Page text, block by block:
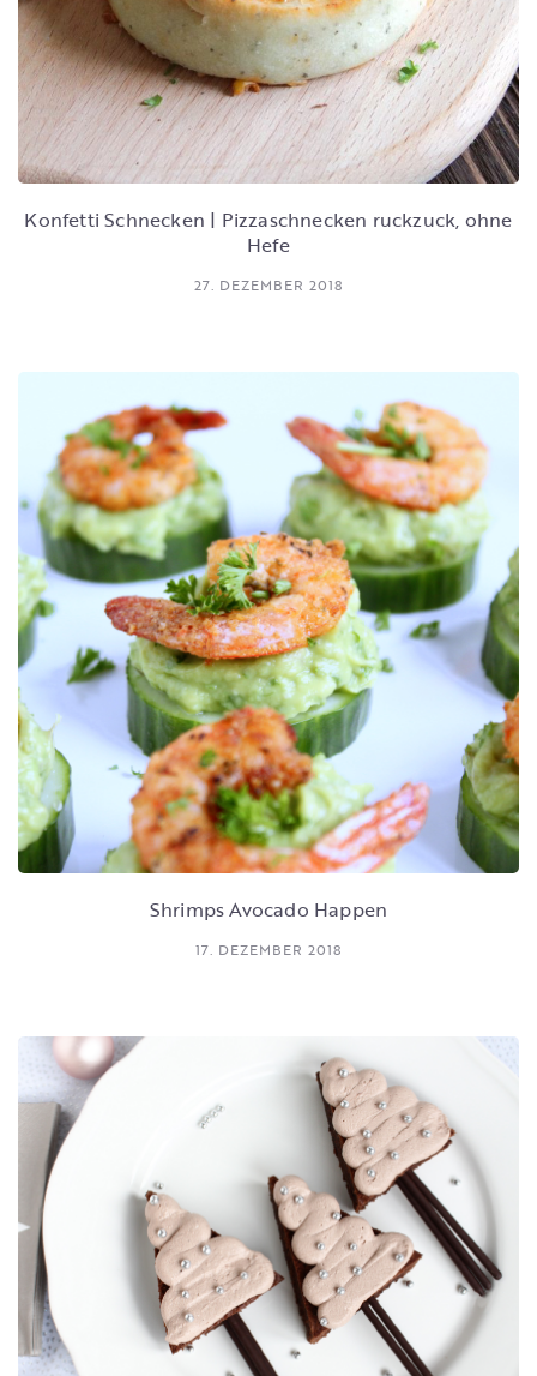
Konfetti Schnecken | Pizzaschnecken ruckzuck, ohne
Hefe
27. DEZEMBER 2018
Shrimps Avocado Happen
17. DEZEMBER 2018